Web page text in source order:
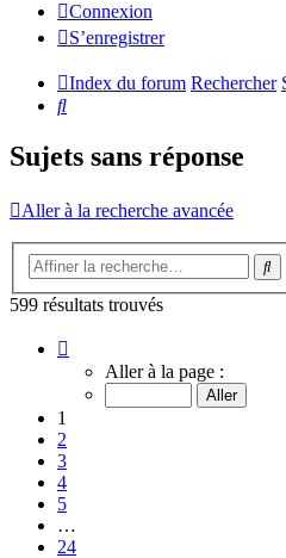
Connexion
S’enregistrer
Index du forum Rechercher
Rechercher
Sujets sans réponse
Aller à la recherche avancée
599 résultats trouvés
sur
Aller à la page :
1
2
3
4
5
…
24